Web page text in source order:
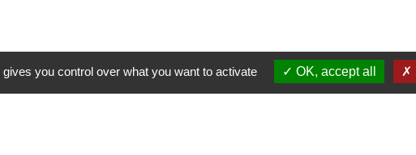
you control over what you want to activate OK, accept all